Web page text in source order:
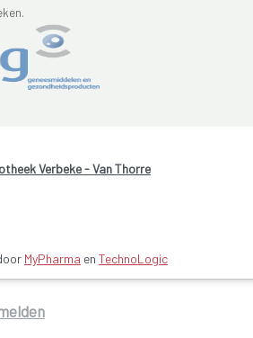
Verbeke - Van Thorre
MyPharma en TechnoLogic